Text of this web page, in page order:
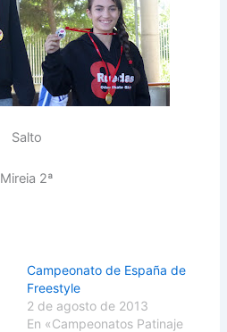
Salto
Mireia 2ª
Campeonato de España de
Freestyle
2 de agosto de 2013
En «Campeonatos Patinaje